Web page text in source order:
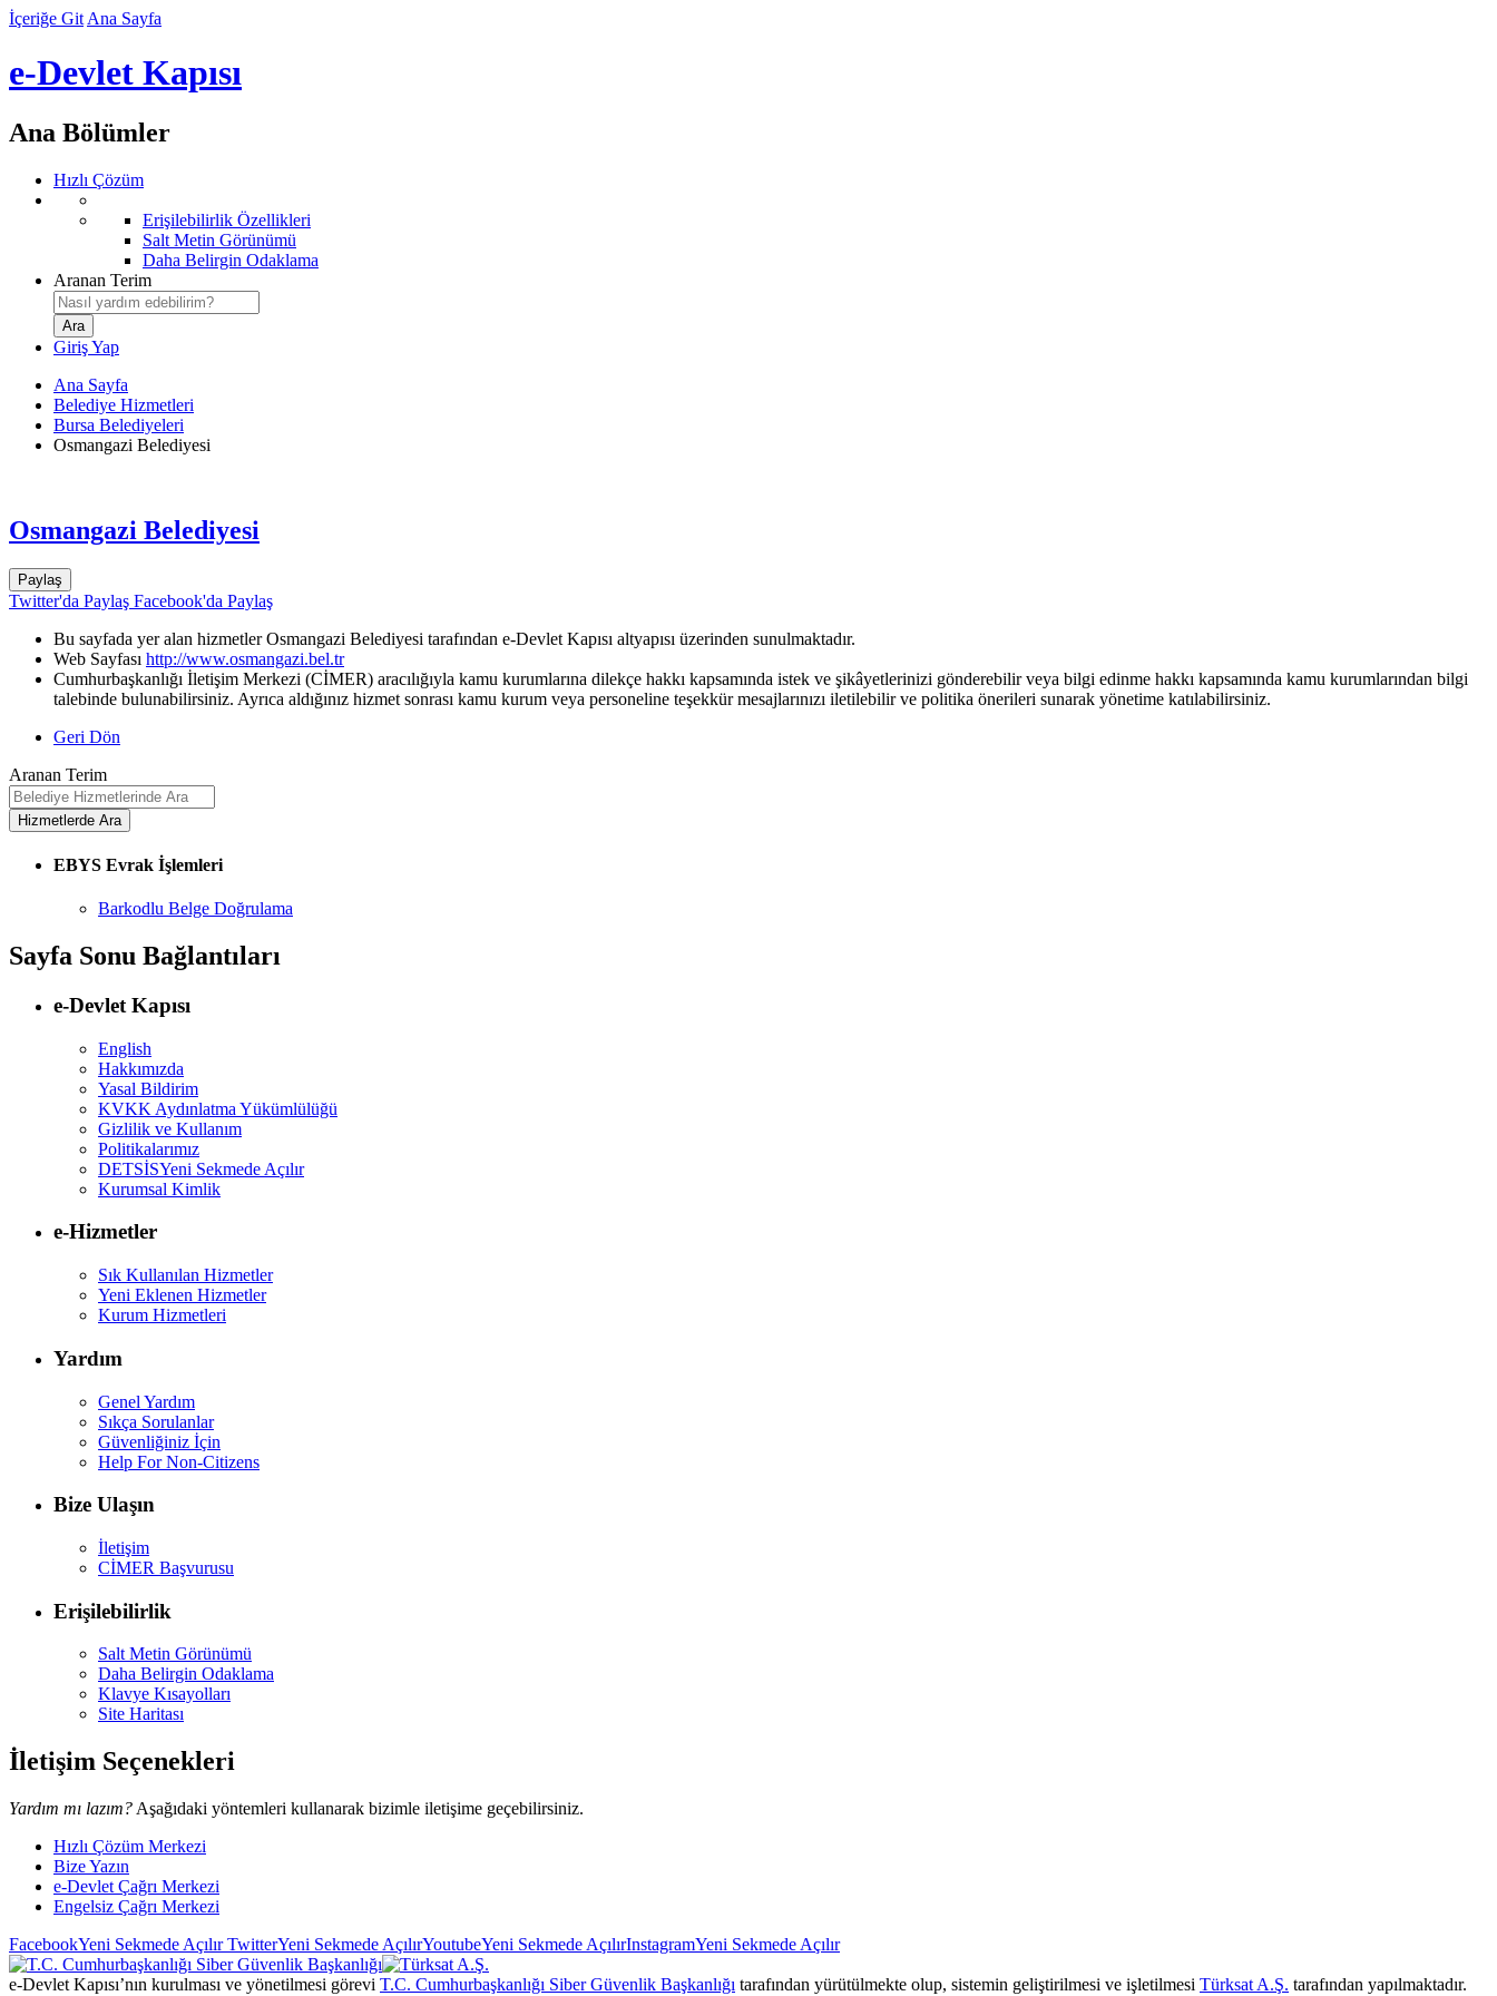
İçeriğe Git Ana Sayfa
e-Devlet Kapısı
Ana Bölümler
Hızlı Çözüm
Erişilebilirlik Özellikleri
Salt Metin Görünümü
Daha Belirgin Odaklama
Aranan Terim
Giriş Yap
Ana Sayfa
Belediye Hizmetleri
Bursa Belediyeleri
Osmangazi Belediyesi
Osmangazi Belediyesi
Paylaş
Twitter'da Paylaş Facebook'da Paylaş
Bu sayfada yer alan hizmetler Osmangazi Belediyesi tarafından e-Devlet Kapısı altyapısı üzerinden sunulmaktadır.
Web Sayfası http://www.osmangazi.bel.tr
Cumhurbaşkanlığı İletişim Merkezi (CİMER) aracılığıyla kamu kurumlarına dilekçe hakkı kapsamında istek ve şikâyetlerinizi gönderebilir veya bilgi edinme hakkı kapsamında kamu kurumlarından bilgi
talebinde bulunabilirsiniz. Ayrıca aldığınız hizmet sonrası kamu kurum veya personeline teşekkür mesajlarınızı iletilebilir ve politika önerileri sunarak yönetime katılabilirsiniz.
Geri Dön
Aranan Terim
EBYS Evrak İşlemleri
Barkodlu Belge Doğrulama
Sayfa Sonu Bağlantıları
e-Devlet Kapısı
English
Hakkımızda
Yasal Bildirim
KVKK Aydınlatma Yükümlülüğü
Gizlilik ve Kullanım
Politikalarımız
DETSİSYeni Sekmede Açılır
Kurumsal Kimlik
e-Hizmetler
Sık Kullanılan Hizmetler
Yeni Eklenen Hizmetler
Kurum Hizmetleri
Yardım
Genel Yardım
Sıkça Sorulanlar
Güvenliğiniz İçin
Help For Non-Citizens
Bize Ulaşın
İletişim
CİMER Başvurusu
Erişilebilirlik
Salt Metin Görünümü
Daha Belirgin Odaklama
Klavye Kısayolları
Site Haritası
İletişim Seçenekleri
Yardım mı lazım? Aşağıdaki yöntemleri kullanarak bizimle iletişime geçebilirsiniz.
Hızlı Çözüm Merkezi
Bize Yazın
e-Devlet Çağrı Merkezi
Engelsiz Çağrı Merkezi
FacebookYeni Sekmede AçılırTwitterYeni Sekmede AçılırYoutubeYeni Sekmede AçılırInstagramYeni Sekmede Açılır
e-Devlet Kapısı’nın kurulması ve yönetilmesi görevi T.C. Cumhurbaşkanlığı Siber Güvenlik Başkanlığı tarafından yürütülmekte olup, sistemin geliştirilmesi ve işletilmesi Türksat A.Ş. tarafından yapılmaktadır.